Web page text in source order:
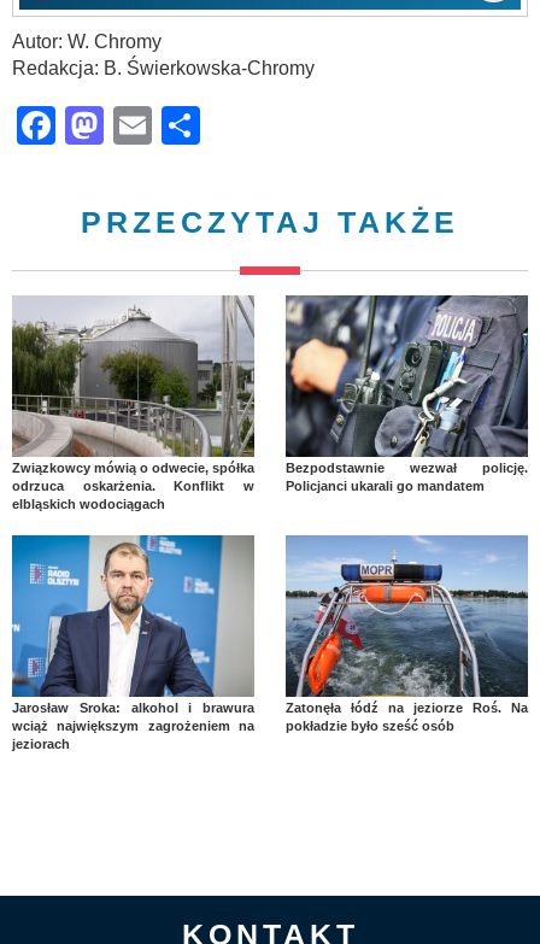
Autor: W. Chromy
Redakcja: B. Świerkowska-Chromy
Facebook
Mastodon
Email
PRZECZYTAJ TAKŻE
Związkowcy mówią o odwecie, spółka
odrzuca oskarżenia. Konflikt w
elbląskich wodociągach
Bezpodstawnie wezwał policję.
Policjanci ukarali go mandatem
Jarosław Sroka: alkohol i brawura
wciąż największym zagrożeniem na
jeziorach
Zatonęła łódź na jeziorze Roś. Na
pokładzie było sześć osób
KONTAKT